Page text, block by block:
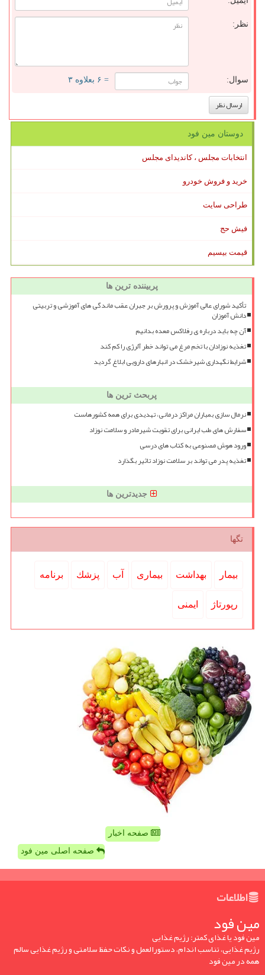
نظر:
سوال: = ۶ بعلاوه ۳
دوستان مین فود
انتخابات مجلس ، کاندیدای مجلس
خرید و فروش خودرو
طراحی سایت
فیش حج
قیمت بیسیم
پربیننده ترین ها
تأکید شورای عالی آموزش و پرورش بر جبران عقب ماندگی های آموزشی و تربیتی
دانش آموزان
آن چه باید درباره ی رفلاکس معده بدانیم
تغذیه نوزادان با تخم مرغ می تواند خطر آلرژی را کم کند
شرایط نگهداری شیرخشک در انبارهای دارویی ابلاغ گردید
پربحث ترین ها
نرمال سازی بمباران مراکز درمانی، تهدیدی برای همه کشورهاست
سفارش های طب ایرانی برای تقویت شیرمادر و سلامت نوزاد
ورود هوش مصنوعی به کتاب های درسی
تغذیه پدر می تواند بر سلامت نوزاد تاثیر بگذارد
جدیدترین ها
تگها
بیمار بهداشت بیماری آب پزشك برنامه
رپورتاژ ایمنی
صفحه اخبار
صفحه اصلی مین فود
اطلاعات
مین فود
مین فود یا غذای کمتر: رژیم غذایی
رژیم غذایی، تناسب اندام، دستورالعمل و نکات حفظ سلامتی و رژیم غذایی سالم
همه در مین فود